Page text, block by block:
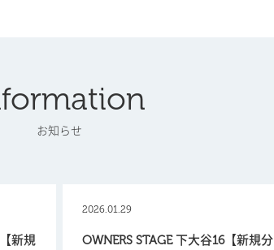
お知らせ
新規
2026.01.29
OWNERS STAGE 下大谷16【新規分